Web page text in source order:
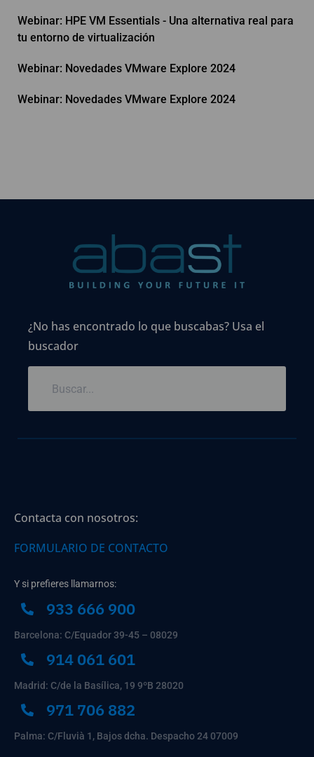
Webinar: HPE VM Essentials - Una alternativa real para
tu entorno de virtualización
Webinar: Novedades VMware Explore 2024
Webinar: Novedades VMware Explore 2024
¿No has encontrado lo que buscabas? Usa el
buscador
Contacta con nosotros:
FORMULARIO DE CONTACTO
Y si prefieres llamarnos:
933 666 900
Barcelona: C/Equador 39-45 – 08029
914 061 601
Madrid: C/de la Basílica, 19 9ºB 28020
971 706 882
Palma: C/Fluvià 1, Bajos dcha. Despacho 24 07009